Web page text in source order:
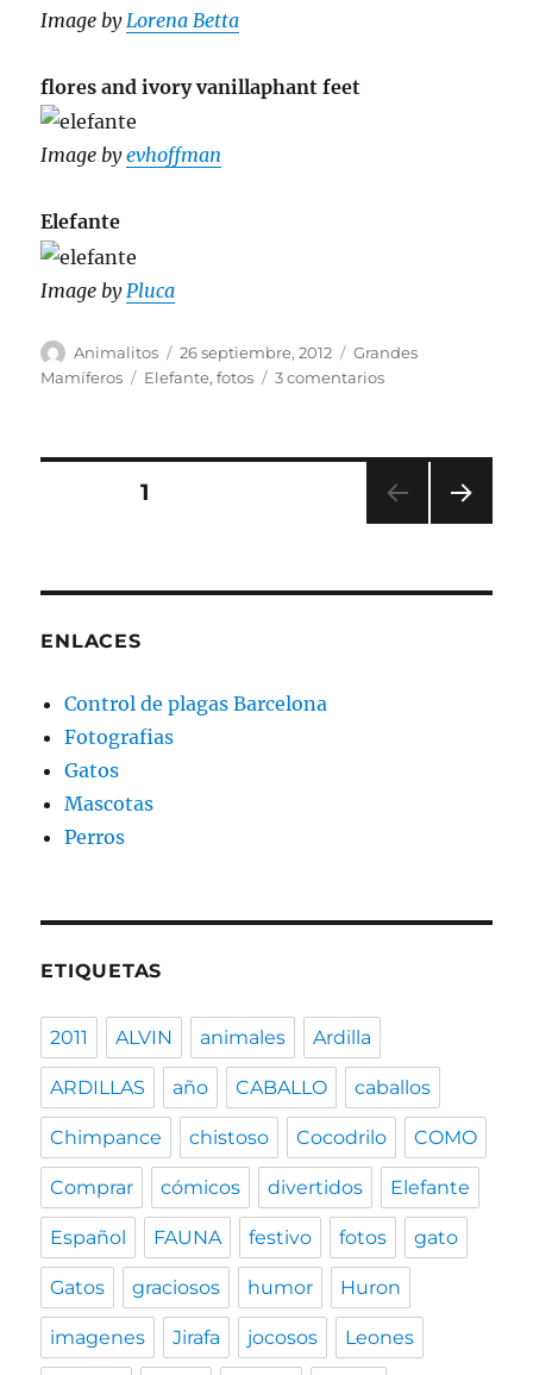
Image by Lorena Betta
flores and ivory vanillaphant feet
Image byevhoffman
Elefante
Image by Pluca
Autor
Animalitos
Publicado
el
26 septiembre, 2012 Categorías
Grandes
Mamíferos
Etiquetas
Elefante,fotos 3 comentariosen
Paginación
entradas
PÁGINA1
NA
ENLACES
Control de plagas Barcelona
Fotografias
Gatos
Mascotas
Perros
ETIQUETAS
2011 ALVIN animales Ardilla
ARDILLAS año CABALLO caballos
Chimpance chistoso Cocodrilo COMO
Comprar cómicos divertidos Elefante
Español FAUNA festivo fotos gato
Gatos graciosos humor Huron
imagenes Jirafa jocosos Leones